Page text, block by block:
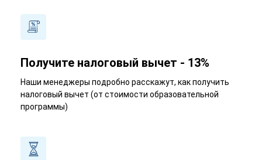
Получите налоговый вычет - 13%
Наши менеджеры подробно расскажут, как получить
налоговый вычет (от стоимости образовательной
программы)